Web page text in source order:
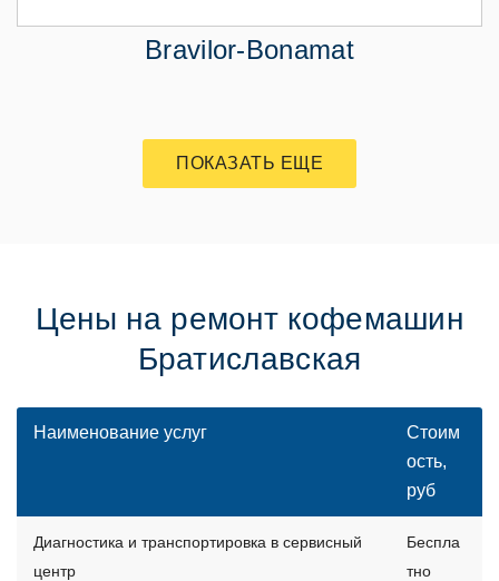
Bravilor-Bonamat
ПОКАЗАТЬ ЕЩЕ
Цены на ремонт кофемашин
Братиславская
Наименование услуг
Стоим
ость,
руб
Диагностика и транспортировка в сервисный
центр
Беспла
тно